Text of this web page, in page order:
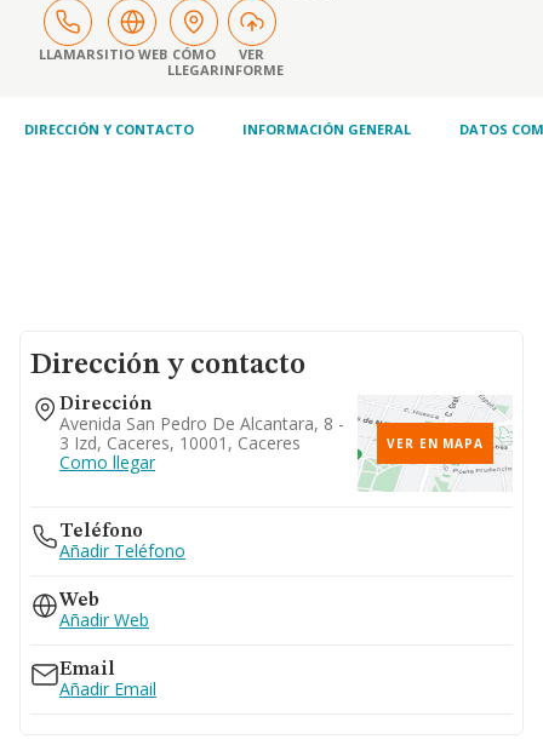
LLAMARSITIO WEB CÓMO
LLEGAR
VER
INFORME
DIRECCIÓN Y CONTACTO INFORMACIÓN GENERAL DATOS
Dirección y contacto
Dirección
Avenida San Pedro De Alcantara, 8 -
3 Izd, Caceres, 10001, Caceres
Como llegar
VER EN MAPA
Teléfono
Añadir Teléfono
Web
Añadir Web
Email
Añadir Email